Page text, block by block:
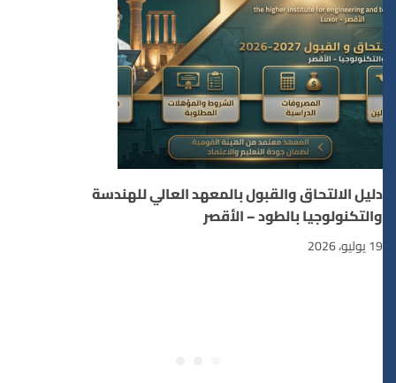
دليل الالتحاق والقبول بالمعهد العالي للهندسة
والتكنولوجيا بالطود – الأقصر